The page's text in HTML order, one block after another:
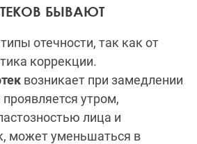
БЫВАЮТ
отечности, так как от
коррекции.
возникает при замедлении
утром,
лица и
может уменьшаться в